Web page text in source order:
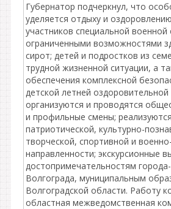
Губернатор подчеркнул, что
уделяется отдыху и
участников специальной военной
ограниченными возможностями
сирот; детей и подростков из
трудной жизненной ситуации, а
обеспечения комплексной
детской летней
организуются и проводятся
и профильные смены;
патриотической, культурно-
творческой, спортивной и
направленности; экскурсионные
достопримечательностям
Волгограда, муниципальным
Волгоградской области. Работу
областная межведомственная